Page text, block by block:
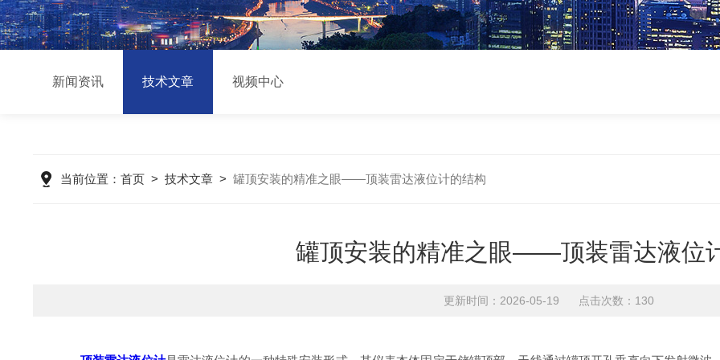
新闻资讯 技术文章 视频中心
当前位置： 首页> 技术文章> 罐顶安装的精准之眼——顶装雷达液位计的结构
罐顶安装的精准之眼——顶装雷达液位
更新时间：2026-05-19 点击次数：130